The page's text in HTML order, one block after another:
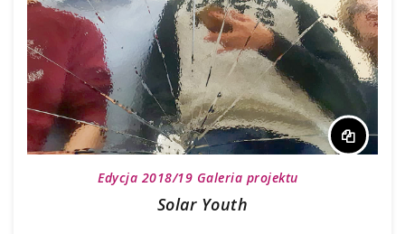
Edycja 2018/19 Galeria projektu
Solar Youth